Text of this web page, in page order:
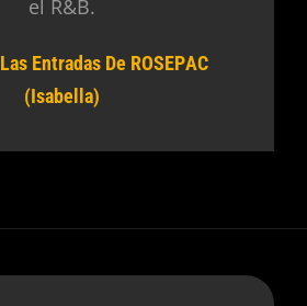
el R&B.
Entradas De ROSEPAC
(Isabella)